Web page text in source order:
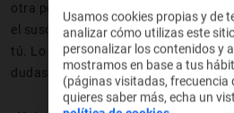
otra persona. Este es un método un
el susodicho ha podido dejar de
tú. Lo recomendable es quehagas
dudas.
Usamos cookies propias y de
analizar cómo utilizas este
personalizar los contenidos y
mostramos en base a tus
(páginas visitadas, frecuencia
quieres saber más, echa un